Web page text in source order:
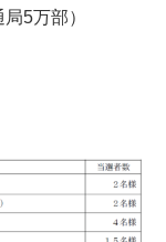
5万部）